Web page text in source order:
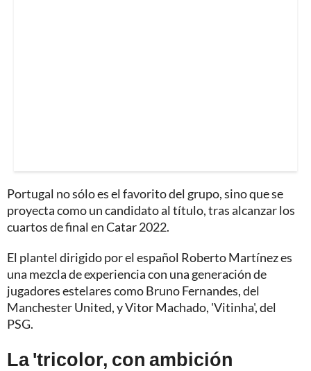
Portugal no sólo es el favorito del grupo, sino que se
proyecta como un candidato al título, tras alcanzar los
cuartos de final en Catar 2022.
El plantel dirigido por el español Roberto Martínez es
una mezcla de experiencia con una generación de
jugadores estelares como Bruno Fernandes, del
Manchester United, y Vitor Machado, 'Vitinha', del
PSG.
La 'tricolor, con ambición